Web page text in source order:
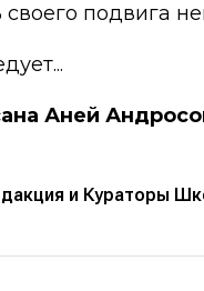
подвига
Аней
и Кураторы